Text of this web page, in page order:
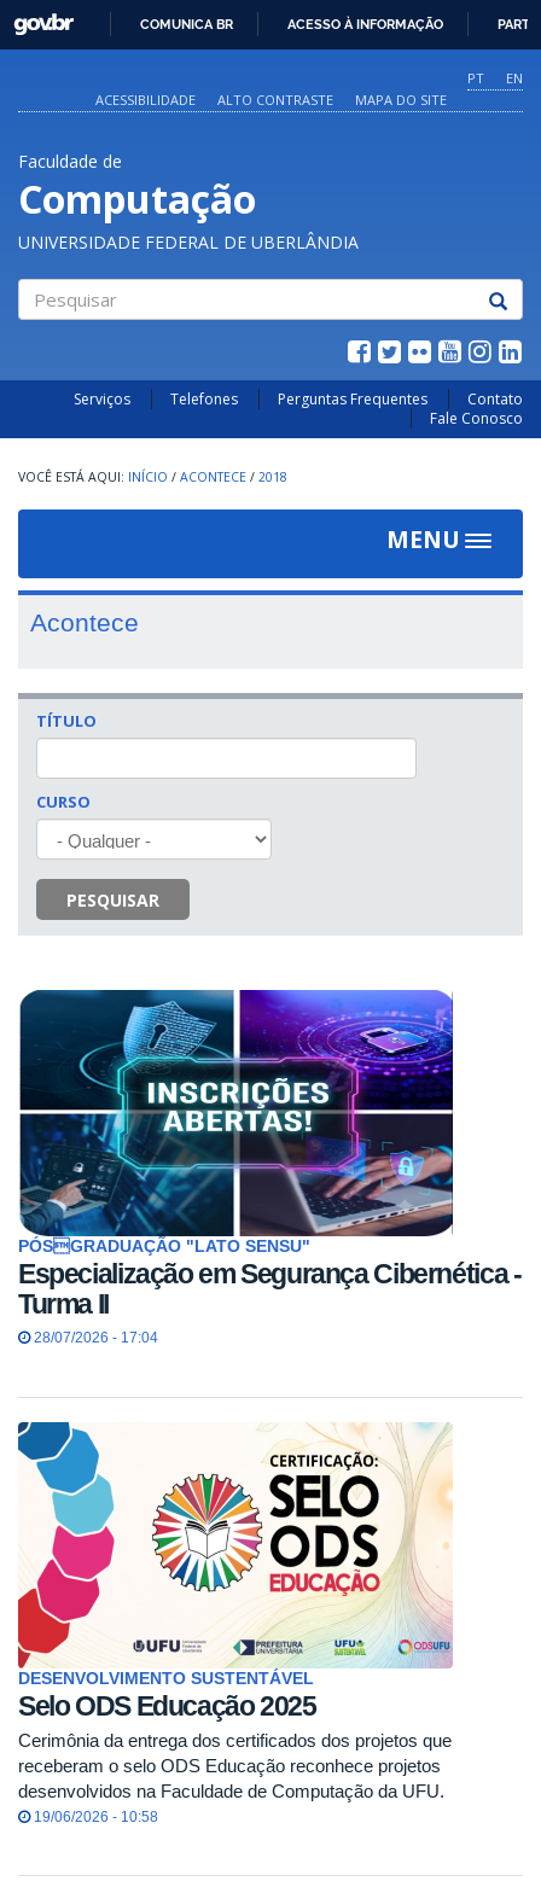
O
CONTEÚDO
GOVBR
COMUNICA BR ACESSO À INFORMAÇÃO
PT
EN
ACESSIBILIDADE
ALTO CONTRASTE MAPA DO SITE
Faculdade de
Computação
UNIVERSIDADE FEDERAL DE UBERLÂNDIA
Serviços Telefones Perguntas Frequentes
Contato
Fale Conosco
INÍCIO / ACONTECE / 2018
MENU
Toggle
Acontece
TÍTULO
CURSO
PESQUISAR
PÓSGRADUAÇÃO "LATO SENSU"
Especialização em Segurança Cibernética -
Turma II
28/07/2026 - 17:04
DESENVOLVIMENTO SUSTENTÁVEL
Selo ODS Educação 2025
Cerimônia da entrega dos certificados dos projetos que
receberam o selo ODS Educação reconhece projetos
desenvolvidos na Faculdade de Computação da UFU.
19/06/2026 - 10:58